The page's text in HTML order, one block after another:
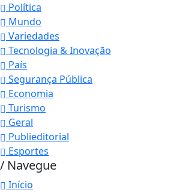
Política
Mundo
Variedades
Tecnologia & Inovação
País
Segurança Pública
Economia
Turismo
Geral
Publieditorial
Esportes
/ Navegue
Início